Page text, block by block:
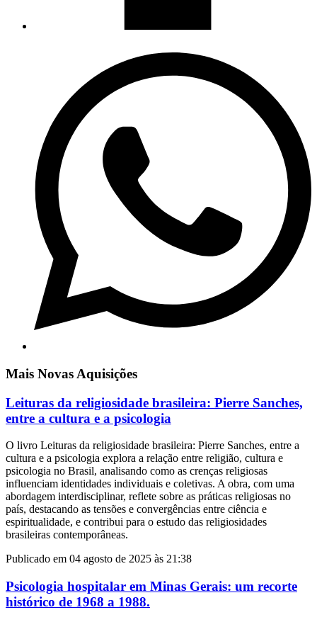
Mais Novas Aquisições
Leituras da religiosidade brasileira: Pierre Sanches,
entre a cultura e a psicologia
O livro Leituras da religiosidade brasileira: Pierre Sanches, entre a
cultura e a psicologia explora a relação entre religião, cultura e
psicologia no Brasil, analisando como as crenças religiosas
influenciam identidades individuais e coletivas. A obra, com uma
abordagem interdisciplinar, reflete sobre as práticas religiosas no
país, destacando as tensões e convergências entre ciência e
espiritualidade, e contribui para o estudo das religiosidades
brasileiras contemporâneas.
Publicado em 04 agosto de 2025 às 21:38
Psicologia hospitalar em Minas Gerais: um recorte
histórico de 1968 a 1988.